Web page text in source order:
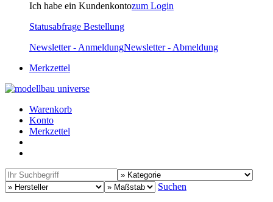
Ich habe ein Kundenkontozum Login
Statusabfrage Bestellung
Newsletter - AnmeldungNewsletter - Abmeldung
Merkzettel
Warenkorb
Konto
Merkzettel
Suchen